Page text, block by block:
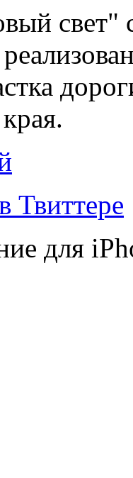
свет"
Твиттере
для